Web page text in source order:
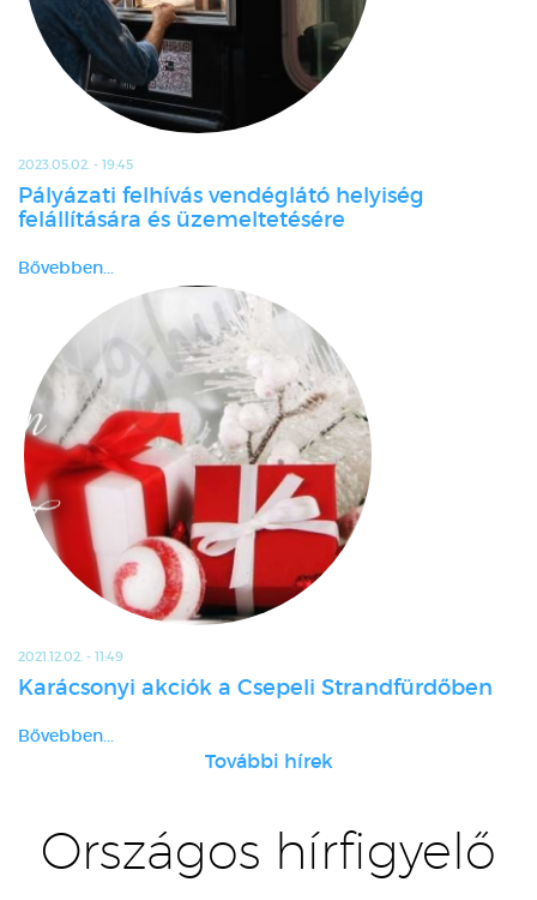
2023.05.02. - 19:45
Pályázati felhívás vendéglátó helyiség
felállítására és üzemeltetésére
Bővebben...
2021.12.02. - 11:49
Karácsonyi akciók a Csepeli Strandfürdőben
Bővebben...
További hírek
Országos hírfigyelő